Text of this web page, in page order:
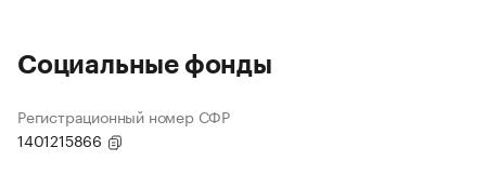
Социальные фонды
Регистрационный номер СФР
1401215866